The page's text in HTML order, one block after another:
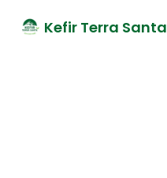
Kefir Terra Santa